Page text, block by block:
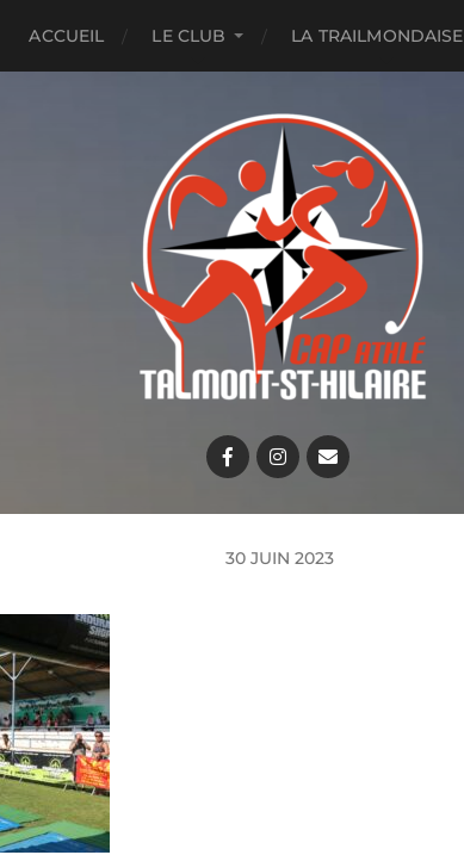
ACCUEIL LE CLUB LA TRAILMONDAISE
30 JUIN 2023